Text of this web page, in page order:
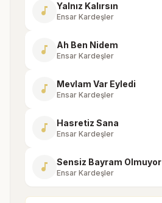
music_note Yalnız Kalırsın
Ensar Kardeşler
music_note Ah Ben Nidem
Ensar Kardeşler
music_note Mevlam Var Eyledi
Ensar Kardeşler
music_note Hasretiz Sana
Ensar Kardeşler
music_note Sensiz Bayram Olmuyor
Ensar Kardeşler